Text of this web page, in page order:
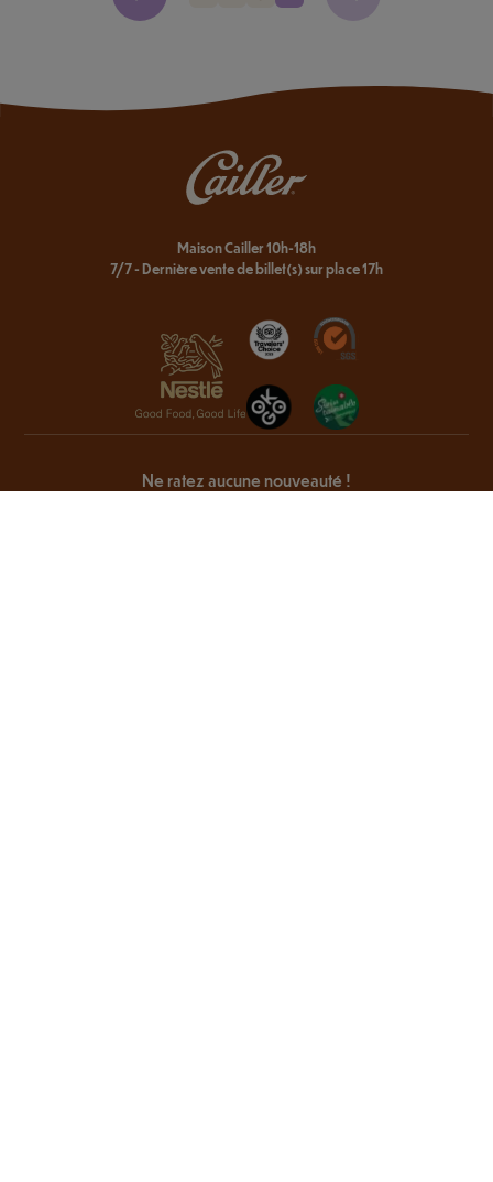
Maison Cailler 10h-18h
7/7 - Dernière vente de billet(s) sur place 17h
Ne ratez aucune nouveauté !